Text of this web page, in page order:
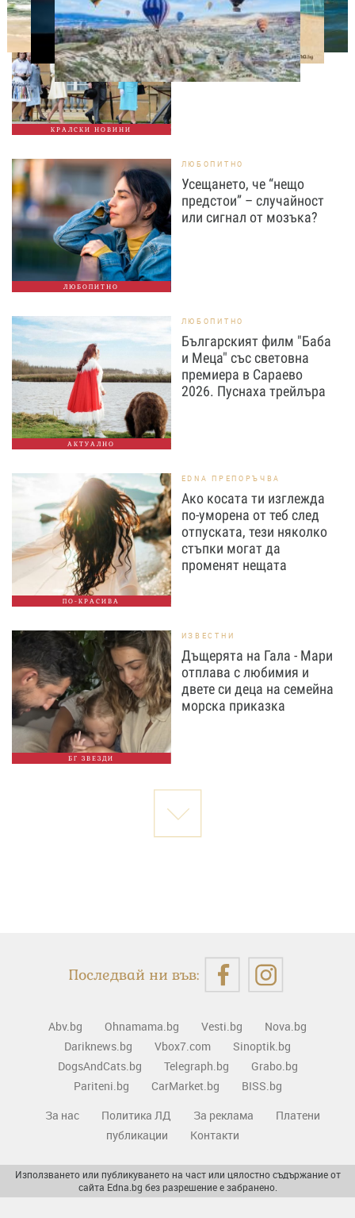
КРАЛСКИ НОВИНИ
СВОБОДНО ВРЕМЕ
Ново бебе в кралското
семейство
ЛЮБОПИТНО
ЛЮБОПИТНО
Усещането, че “нещо
предстои” – случайност
или сигнал от мозъка?
АКТУАЛНО
ЛЮБОПИТНО
Българският филм "Баба
и Меца" със световна
премиера в Сараево
2026. Пуснаха трейлъра
ПО-КРАСИВА
EDNA ПРЕПОРЪЧВА
Ако косата ти изглежда
по-уморена от теб след
отпуската, тези няколко
стъпки могат да
променят нещата
БГ ЗВЕЗДИ
ИЗВЕСТНИ
Дъщерята на Гала - Мари
отплава с любимия и
двете си деца на семейна
морска приказка
Последвай ни във:
Abv.bg Ohnamama.bg Vesti.bg
Nova.bg
Dariknews.bg
Vbox7.com
Sinoptik.bg
DogsAndCats.bg
Telegraph.bg
Grabo.bg
Pariteni.bg
CarMarket.bg
BISS.bg
За нас
Политика ЛД За реклама
Платени
публикации
Контакти
Използването или публикуването на част или цялостно съдържание от
сайта Edna.bg без разрешение е забранено.